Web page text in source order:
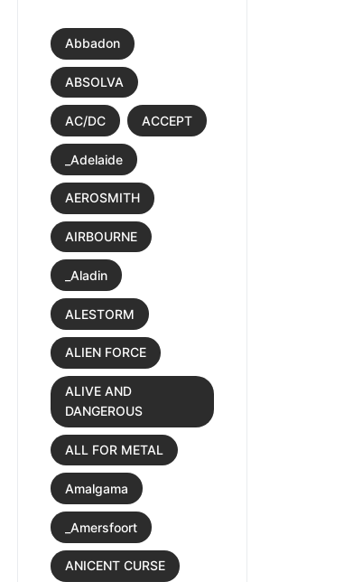
Abbadon
ABSOLVA
AC/DC ACCEPT
_Adelaide
AEROSMITH
AIRBOURNE
_Aladin
ALESTORM
ALIEN FORCE
ALIVE AND
DANGEROUS
ALL FOR METAL
Amalgama
_Amersfoort
ANICENT CURSE